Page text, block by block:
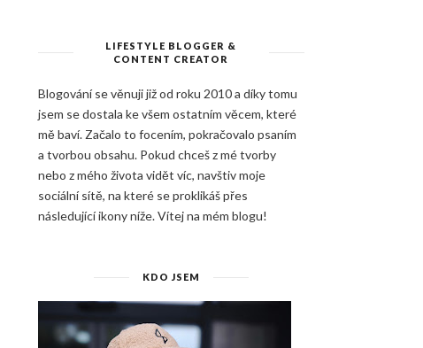
LIFESTYLE BLOGGER &
CONTENT CREATOR
Blogování se věnuji již od roku 2010 a díky tomu
jsem se dostala ke všem ostatním věcem, které
mě baví. Začalo to focením, pokračovalo psaním
a tvorbou obsahu. Pokud chceš z mé tvorby
nebo z mého života vidět víc, navštiv moje
sociální sítě, na které se proklikáš přes
následující ikony níže. Vítej na mém blogu!
KDO JSEM